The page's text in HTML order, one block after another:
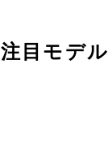
注目モデル